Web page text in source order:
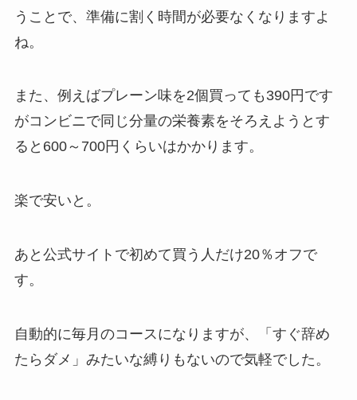
うことで、準備に割く時間が必要なくなりますよ
ね。
また、例えばプレーン味を2個買っても390円です
がコンビニで同じ分量の栄養素をそろえようとす
ると600～700円くらいはかかります。
楽で安いと。
あと公式サイトで初めて買う人だけ20％オフで
す。
自動的に毎月のコースになりますが、「すぐ辞め
たらダメ」みたいな縛りもないので気軽でした。